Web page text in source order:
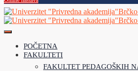
POČETNA
FAKULTETI
FAKULTET PEDAGOŠKIH